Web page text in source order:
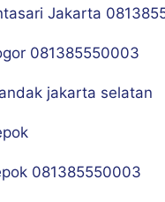
Jakarta
081385550003
jakarta selatan
081385550003